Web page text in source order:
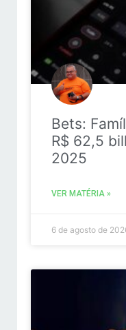
Bets:
R$ 62,5
2025
VER MATÉRIA »
6 de agosto de